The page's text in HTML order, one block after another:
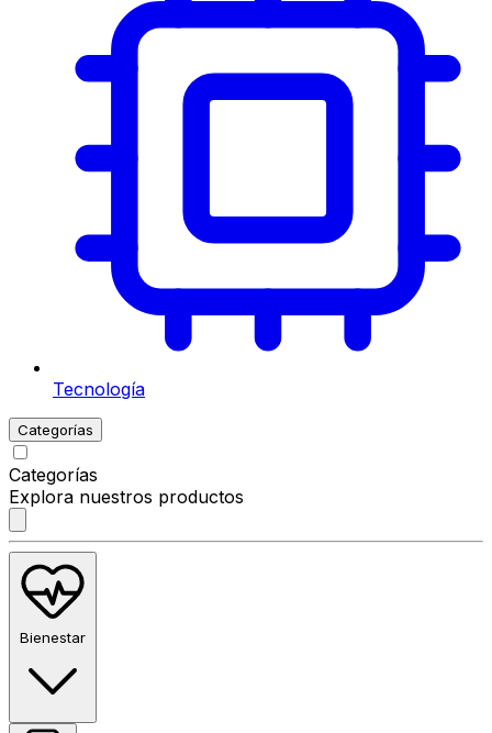
Tecnología
Categorías
Categorías
Explora nuestros productos
Bienestar